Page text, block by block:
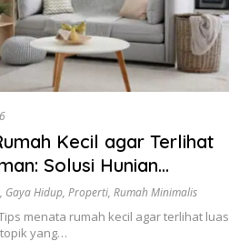
Kecil agar Terlihat
Solusi Hunian
, Gaya Hidup, Properti, Rumah Minimalis
menata rumah kecil agar terlihat luas
yang…